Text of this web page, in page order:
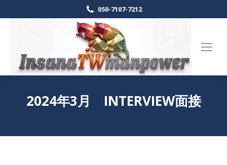
050-7107-7212
2024年3月 INTERVIEW面接